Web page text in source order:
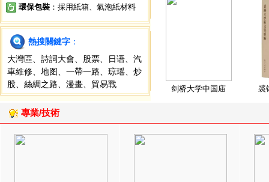
環保包裝 ：採用紙箱、氣泡紙材料
熱搜關鍵字 ：
大灣區
詩詞大會 股票 日语
汽
車維修
地图 一帶一路 琼瑶
炒
股
絲綢之路 漫畫 貿易戰 剑桥大学中国庙 裘
專業/技術